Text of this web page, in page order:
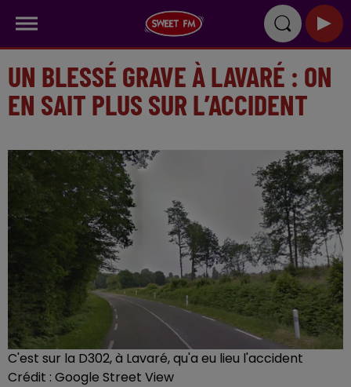
UN BLESSÉ GRAVE À LAVARÉ : ON
EN SAIT PLUS SUR L’ACCIDENT
C'est sur la D302, à Lavaré, qu'a eu lieu l'accident
Crédit : Google Street View